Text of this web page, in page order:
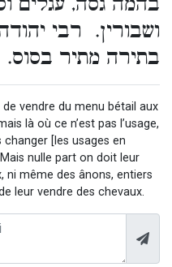
ושבורין. רבי
בתירה מתיר בסוס.
de vendre du menu bétail aux
là où ce n’est pas l’usage,
changer [les usages en
nulle part on doit leur
ni même des ânons, entiers
leur vendre des chevaux.